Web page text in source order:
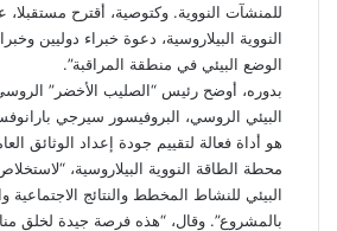
للمنشآت النووية. وكتوصية، أقترح
النووية البيلاروسية، دعوة خبراء دوليين
الوضع البيئي في منطقة المراقبة”.
بدوره، أوضح رئيس “الصليب الأخضر”
البيئي الروسي، البروفيسور سيرجي
هو أداة فعالة لتقييم جودة إعداد الوثائق
محطة الطاقة النووية البيلاروسية، “لاستخلاص
البيئي للنشاط المخطط والنتائج الاجتماعية
بالمشروع”. وقال، “هذه فرصة جيدة لخلق